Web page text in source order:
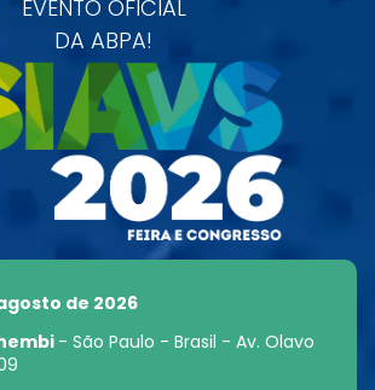
EVENTO OFICIAL
DA ABPA!
de 2026
- São Paulo - Brasil - Av. Olavo